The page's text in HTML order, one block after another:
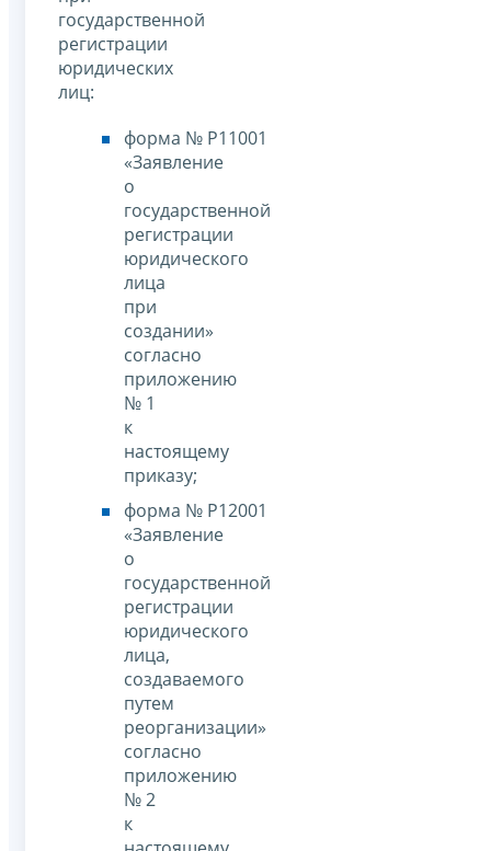
государственной
регистрации
юридических
лиц:
форма № Р11001
«Заявление
о
государственной
регистрации
юридического
лица
при
создании»
согласно
приложению
№ 1
к
настоящему
приказу;
форма № Р12001
«Заявление
о
государственной
регистрации
юридического
лица,
создаваемого
путем
реорганизации»
согласно
приложению
№ 2
к